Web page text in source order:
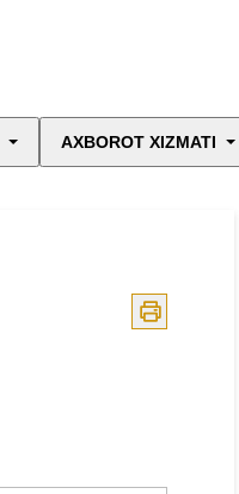
AXBOROT XIZMATI